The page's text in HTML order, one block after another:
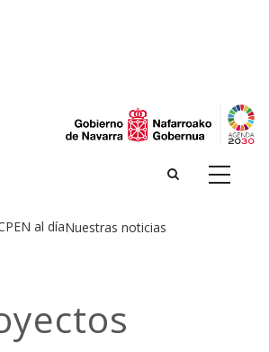
al díaNuestras noticias